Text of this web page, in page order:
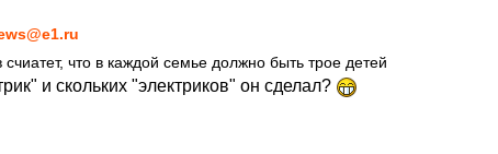
что в каждой семье должно быть трое детей
и скольких "электриков" он сделал?